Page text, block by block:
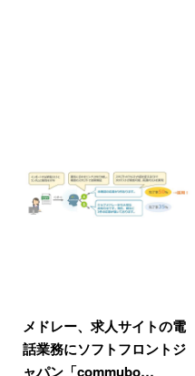
メドレー、求人サイトの電
話業務にソフトフロントジ
ャパン「commubo…